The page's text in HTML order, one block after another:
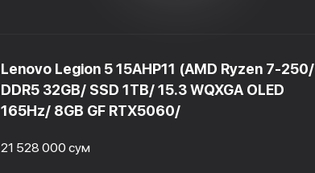
Lenovo Legion 5 15AHP11 (AMD Ryzen 7-250/
DDR5 32GB/ SSD 1TB/ 15.3 WQXGA OLED
165Hz/ 8GB GF RTX5060/
21 528 000 сум